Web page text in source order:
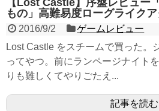
【Lost Castle】序盤レビュー
もの」高難易度ローグライク
2016/9/2
ゲームレビュー
Lost Castle をスチームで買った。
ってやつ。前にランページナイト
りも難しくてやりごたえ...
記事を読む